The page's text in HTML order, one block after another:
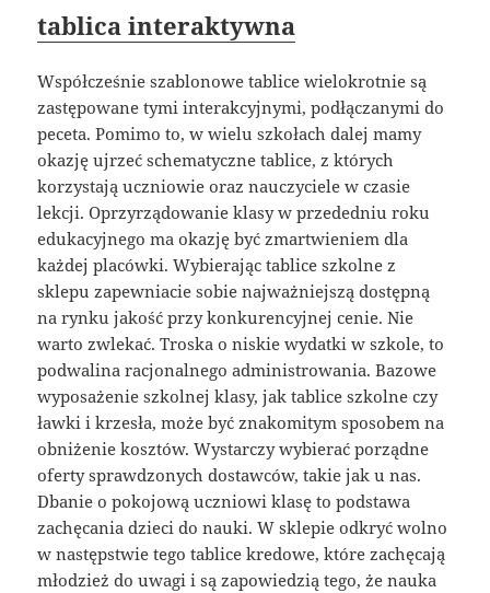
tablica interaktywna
Współcześnie szablonowe tablice wielokrotnie są
zastępowane tymi interakcyjnymi, podłączanymi do
peceta. Pomimo to, w wielu szkołach dalej mamy
okazję ujrzeć schematyczne tablice, z których
korzystają uczniowie oraz nauczyciele w czasie
lekcji. Oprzyrządowanie klasy w przededniu roku
edukacyjnego ma okazję być zmartwieniem dla
każdej placówki. Wybierając tablice szkolne z
sklepu zapewniacie sobie najważniejszą dostępną
na rynku jakość przy konkurencyjnej cenie. Nie
warto zwlekać. Troska o niskie wydatki w szkole, to
podwalina racjonalnego administrowania. Bazowe
wyposażenie szkolnej klasy, jak tablice szkolne czy
ławki i krzesła, może być znakomitym sposobem na
obniżenie kosztów. Wystarczy wybierać porządne
oferty sprawdzonych dostawców, takie jak u nas.
Dbanie o pokojową uczniowi klasę to podstawa
zachęcania dzieci do nauki. W sklepie odkryć wolno
w następstwie tego tablice kredowe, które zachęcają
młodzież do uwagi i są zapowiedzią tego, że nauka